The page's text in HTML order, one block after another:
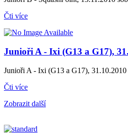
Čti více
Junioři A - Ixi (G13 a G17),
Junioři A - Ixi (G13 a G17), 31.10.2010
Čti více
Zobrazit další